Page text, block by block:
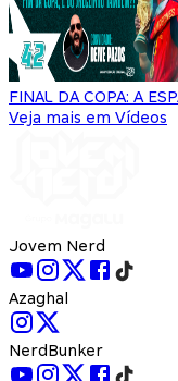
FINAL DA COPA: A
Veja mais em Vídeos
Jovem Nerd
Azaghal
NerdBunker